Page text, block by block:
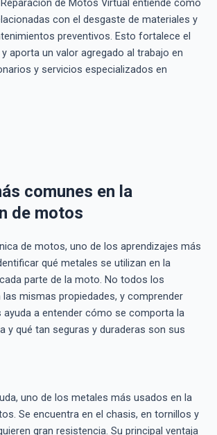
de Motos Virtual entiende cómo
con el desgaste de materiales y
preventivos. Esto fortalece el
aporta un valor agregado al trabajo en
y servicios especializados en
comunes en la
de motos
de motos, uno de los aprendizajes más
qué metales se utilizan en la
parte de la moto. No todos los
mismas propiedades, y comprender
a entender cómo se comporta la
y qué tan seguras y duraderas son sus
uno de los metales más usados en la
Se encuentra en el chasis, en tornillos y
gran resistencia. Su principal ventaja